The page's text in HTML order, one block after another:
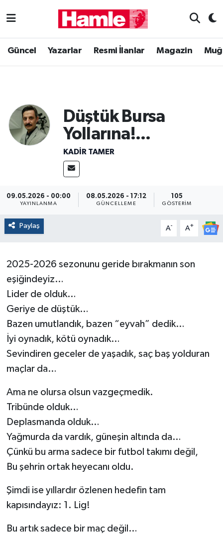
Güncel Yazarlar Resmi İlanlar Magazin
Düştük Bursa
Yollarına!...
KADIR TAMER
09.05.2026 - 00:00
YAYINLANMA
08.05.2026 - 17:12
GÜNCELLEME
105
GÖSTERIM
Paylaş A- A+
2025-2026 sezonunu geride bırakmanın son
eşiğindeyiz…
Lider de olduk…
Geriye de düştük…
Bazen umutlandık, bazen “eyvah” dedik…
İyi oynadık, kötü oynadık…
Sevindiren geceler de yaşadık, saç baş yolduran
maçlar da…
Ama ne olursa olsun vazgeçmedik.
Tribünde olduk…
Deplasmanda olduk…
Yağmurda da vardık, güneşin altında da…
Çünkü bu arma sadece bir futbol takımı değil,
Bu şehrin ortak heyecanı oldu.
Şimdi ise yıllardır özlenen hedefin tam
kapısındayız: 1. Lig!
Bu artık sadece bir maç değil…
Güncel
Magazin
Muğla Haber
Muğla Nöbetçi Eczaneler
Muğla Trafik Yoğunluk Haritası
Süper Lig Puan Durumu ve Fikstür
Tüm Manşetler